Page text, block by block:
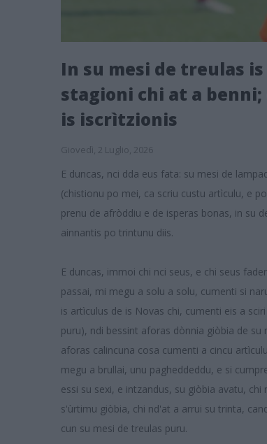
In su mesi de treulas
stagioni chi at a
is iscrìtzionis
Giovedì, 2 Luglio, 2026
E duncas, nci dda eus fata: su mesi de
(chistionu po mei, ca scriu custu artìculu, e
prenu de afròddiu e de isperas bonas, in su
ainnantis po trintunu diis.
E duncas, immoi chi nci seus, e chi seus
passai, mi megu a solu a solu, cumenti si
is artìculus de is Novas chi, cumenti eis a
puru), ndi bessint aforas dònnia giòbia de
aforas calincuna cosa cumenti a cincu
megu a brullai, unu pagheddeddu, e si
essi su sexi, e intzandus, su giòbia avatu,
s'ùrtimu giòbia, chi nd'at a arrui su trinta,
cun su mesi de treulas puru.